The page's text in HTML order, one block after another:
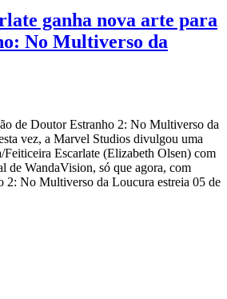
ganha nova arte para
No Multiverso da
de Doutor Estranho 2: No Multiverso da
vez, a Marvel Studios divulgou uma
Feiticeira Escarlate (Elizabeth Olsen) com
de WandaVision, só que agora, com
2: No Multiverso da Loucura estreia 05 de